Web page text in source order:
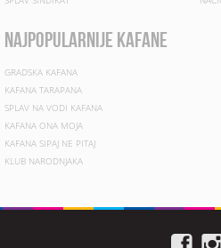
najpopularnije kafane
GRADSKA KAFANA
KAFANA TARAPANA
SPLAV NA VODI KAFANA
KAFANA ONA MOJA
KAFANA SIPAJ NE PITAJ
KLUB NARODNJAKA